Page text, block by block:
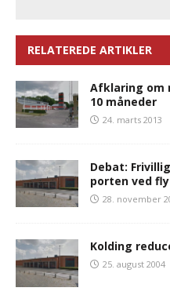
RELATEREDE ARTIKLER
Afklaring om
10 måneder
24. marts 2013
Debat:
porten ved
28. november
Kolding
25. august 2004